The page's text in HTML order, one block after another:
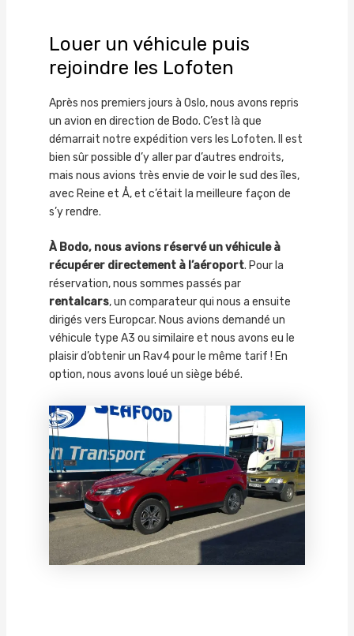
Louer un véhicule puis
rejoindre les Lofoten
Après nos premiers jours à Oslo, nous avons repris
un avion en direction de Bodo. C’est là que
démarrait notre expédition vers les Lofoten. Il est
bien sûr possible d’y aller par d’autres endroits,
mais nous avions très envie de voir le sud des îles,
avec Reine et Å, et c’était la meilleure façon de
s’y rendre.
À Bodo, nous avions réservé un véhicule à
récupérer directement à l’aéroport. Pour la
réservation, nous sommes passés par
rentalcars, un comparateur qui nous a ensuite
dirigés vers Europcar. Nous avions demandé un
véhicule type A3 ou similaire et nous avons eu le
plaisir d’obtenir un Rav4 pour le même tarif ! En
option, nous avons loué un siège bébé.